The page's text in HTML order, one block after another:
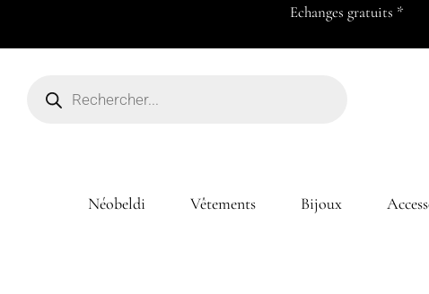
Payez en 2x ou 3x à partir de 500 dhs
Néobeldi Vêtements Bijoux